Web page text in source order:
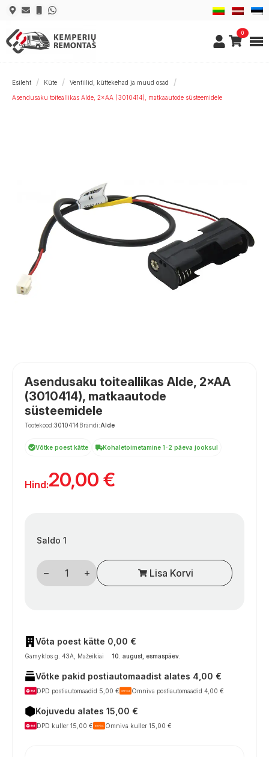
0
Esileht Küte Ventiilid, küttekehad ja muud osad
Asendusaku toiteallikas Alde, 2×AA (3010414), matkaautode süsteemidele
Asendusaku toiteallikas Alde, 2×AA
(3010414), matkaautode
süsteemidele
Tootekood:3010414Brändi:Alde
Võtke poest kätte Kohaletoimetamine 1-2 päeva jooksul
Hind:20,00 €
Saldo 1
Atsarginis
baterijų
maitinimo
sistemoms
kogus
Lisa Korvi
Võta poest kätte 0,00 €
Gamyklos g. 43A, Mažeikiai 10. august, esmaspäev.
Võtke pakid postiautomaadist alates 4,00 €
DPD postiautomaadid 5,00 € Omniva postiautomaadid 4,00 €
Kojuvedu alates 15,00 €
DPD kuller 15,00 € Omniva kuller 15,00 €